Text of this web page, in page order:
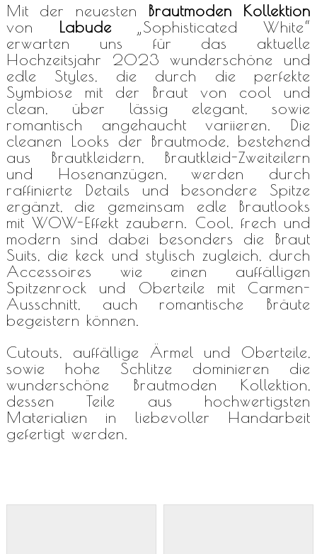
Mit der neuesten Brautmoden Kollektion
von Labude „Sophisticated White“
erwarten uns für das aktuelle
Hochzeitsjahr 2023 wunderschöne und
edle Styles, die durch die perfekte
Symbiose mit der Braut von cool und
clean, über lässig elegant, sowie
romantisch angehaucht variieren. Die
cleanen Looks der Brautmode, bestehend
aus Brautkleidern, Brautkleid-Zweiteilern
und Hosenanzügen, werden durch
raffinierte Details und besondere Spitze
ergänzt, die gemeinsam edle Brautlooks
mit WOW-Effekt zaubern. Cool, frech und
modern sind dabei besonders die Braut
Suits, die keck und stylisch zugleich, durch
Accessoires wie einen auffälligen
Spitzenrock und Oberteile mit Carmen-
Ausschnitt, auch romantische Bräute
begeistern können.
Cutouts, auffällige Ärmel und Oberteile,
sowie hohe Schlitze dominieren die
wunderschöne Brautmoden Kollektion,
dessen Teile aus hochwertigsten
Materialien in liebevoller Handarbeit
gefertigt werden.